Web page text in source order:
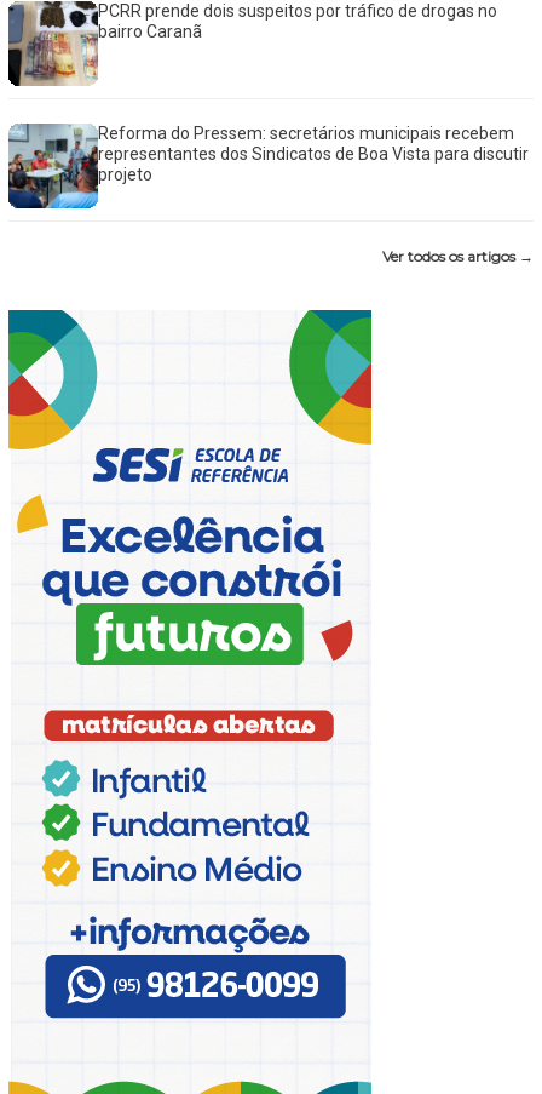
PCRR prende dois suspeitos por tráfico de drogas no
bairro Caranã
Reforma do Pressem: secretários municipais recebem
representantes dos Sindicatos de Boa Vista para discutir
projeto
Ver todos os artigos →